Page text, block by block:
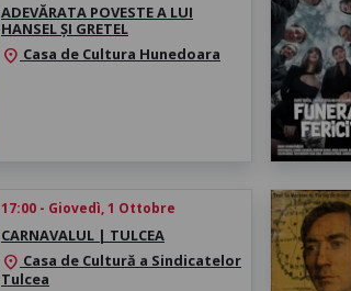
ADEVĂRATA POVESTE A LUI
HANSEL ȘI GRETEL
location_on Casa de Cultura Hunedoara
17:00 - Giovedì, 1 Ottobre
CARNAVALUL | TULCEA
location_on Casa de Cultură a Sindicatelor
Tulcea